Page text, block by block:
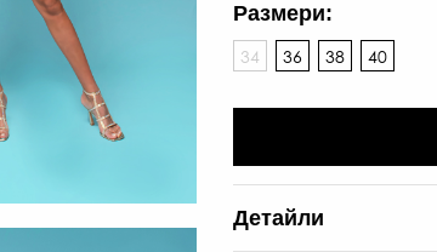
Размери:
34 36 38 40
Детайли